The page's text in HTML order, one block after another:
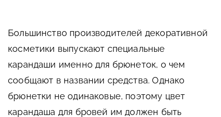
Большинство производителей декоративной
косметики выпускают специальные
карандаши именно для брюнеток, о чем
сообщают в названии средства. Однако
брюнетки не одинаковые, поэтому цвет
карандаша для бровей им должен быть